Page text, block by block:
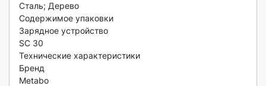
Сталь; Дерево
Содержимое упаковки
Зарядное устройство
SC 30
Технические характеристики
Бренд
Metabo